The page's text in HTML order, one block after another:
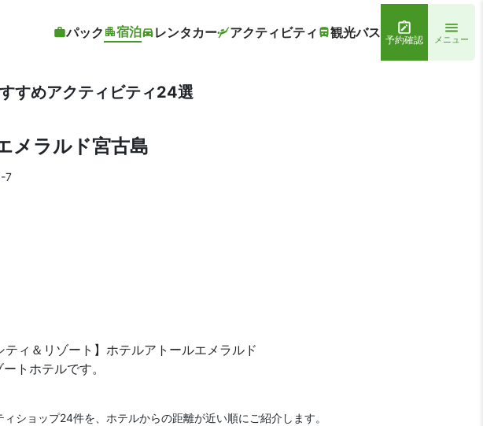
パック 宿泊 レンタカー アクティビティ 観光バス 予約確認 メニュー
すめアクティビティ24選
メラルド宮古島
7
ィ＆リゾート】ホテルアトールエメラルド
トホテルです。
ショップ24件を、ホテルからの距離が近い順にご紹介します。